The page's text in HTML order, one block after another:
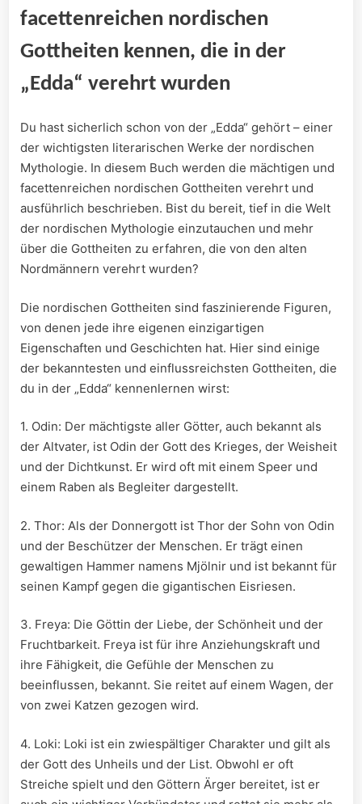
facettenreichen nordischen
Gottheiten kennen, die in der
„Edda“ verehrt wurden
Du hast sicherlich schon ‌von der „Edda“ gehört​ – einer
der wichtigsten literarischen Werke ​der nordischen
Mythologie. In diesem Buch werden die ⁣mächtigen und
facettenreichen nordischen ​Gottheiten verehrt und
ausführlich beschrieben. Bist⁤ du bereit, tief in⁤ die ​Welt
der nordischen‍ Mythologie‍ einzutauchen und ⁣mehr
über‍ die Gottheiten zu erfahren, die von den alten
Nordmännern ⁢verehrt‍ wurden?
Die nordischen Gottheiten sind faszinierende Figuren,
von denen jede⁤ ihre eigenen einzigartigen
Eigenschaften und⁢ Geschichten hat. ‍Hier sind einige
der bekanntesten und einflussreichsten ‌Gottheiten,⁢ die
du in der⁣ „Edda“ kennenlernen wirst:
1. Odin: Der mächtigste aller ⁤Götter,⁣ auch⁢ bekannt als
der Altvater, ist ​Odin der ⁢Gott des ‌Krieges,⁤ der Weisheit
und ⁣der Dichtkunst. ⁢Er wird‍ oft mit einem Speer⁣ und
einem Raben als Begleiter​ dargestellt.
2. Thor: ⁣Als der Donnergott ist Thor der Sohn von Odin
und der Beschützer der⁢ Menschen. Er trägt einen
gewaltigen Hammer namens Mjölnir und ist bekannt für
seinen Kampf gegen die gigantischen Eisriesen.
3. Freya: Die⁤ Göttin der Liebe, der Schönheit und der
Fruchtbarkeit. Freya ist für ihre Anziehungskraft und
ihre Fähigkeit, die Gefühle der Menschen zu
beeinflussen, bekannt. Sie reitet auf einem Wagen, ⁤der
von​ zwei Katzen ‌gezogen wird.
4. Loki: Loki ist​ ein zwiespältiger Charakter und gilt als
der⁣ Gott⁤ des Unheils und der List.⁣ Obwohl er oft
Streiche spielt und den Göttern Ärger bereitet, ist⁣ er